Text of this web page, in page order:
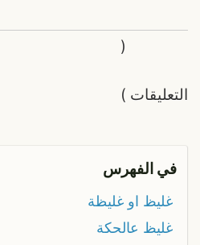
التعليقات
(
)
في الفهرس
غليظ او غليظة
غليظ عالحكة